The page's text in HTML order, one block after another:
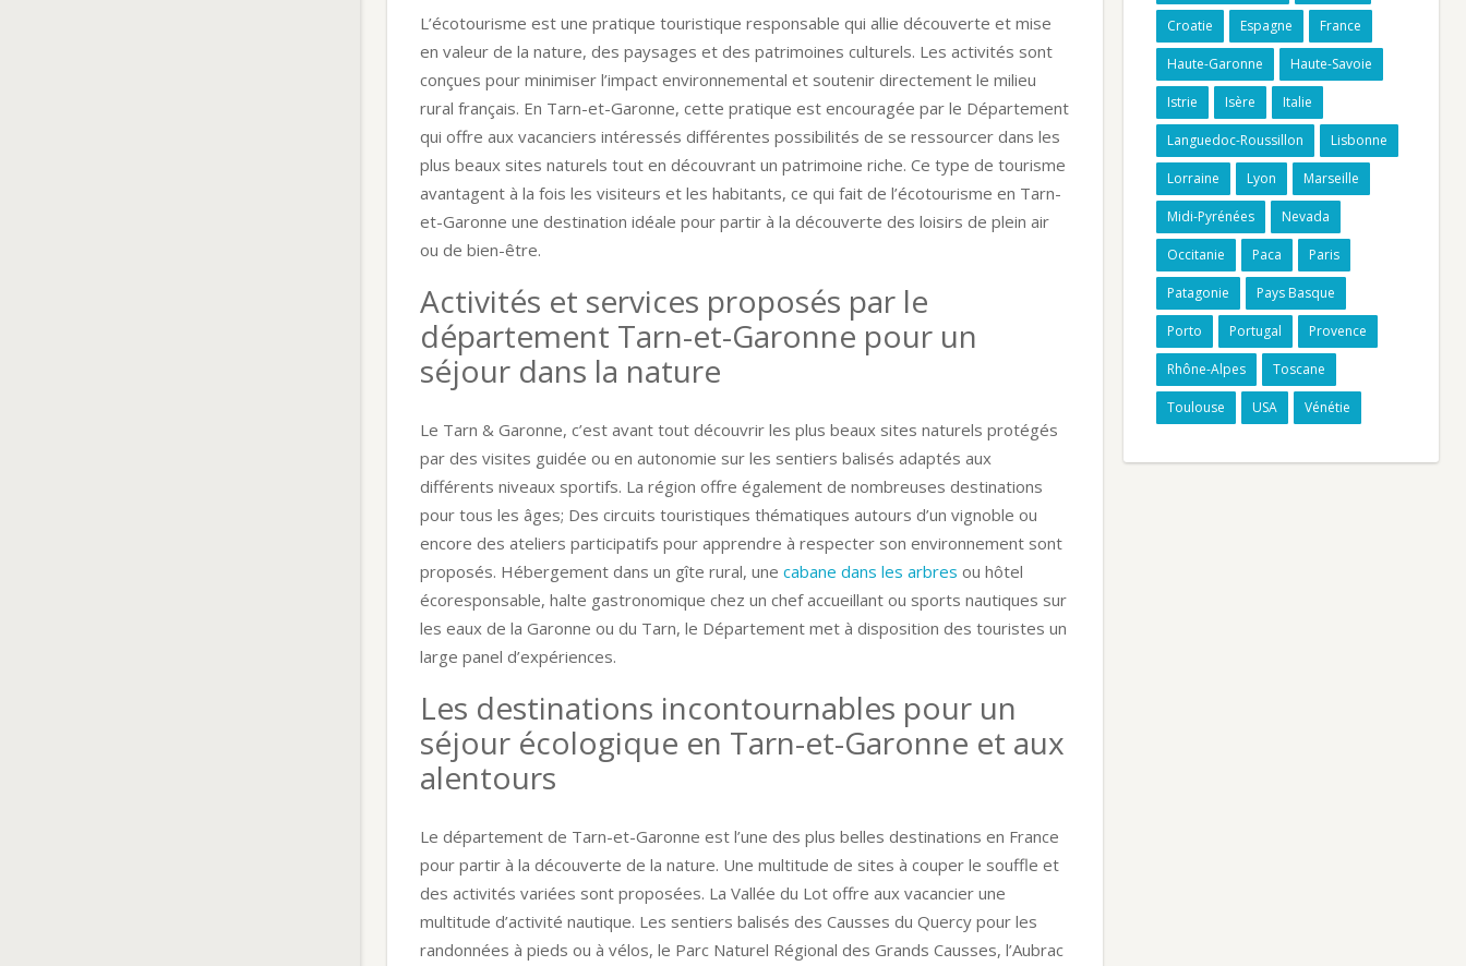
L’écotourisme est une pratique touristique responsable qui allie découverte et mise
en valeur de la nature, des paysages et des patrimoines culturels. Les activités sont
conçues pour minimiser l’impact environnemental et soutenir directement le milieu
rural français. En Tarn-et-Garonne, cette pratique est encouragée par le Département
qui offre aux vacanciers intéressés différentes possibilités de se ressourcer dans les
plus beaux sites naturels tout en découvrant un patrimoine riche. Ce type de tourisme
avantagent à la fois les visiteurs et les habitants, ce qui fait de l’écotourisme en Tarn-
et-Garonne une destination idéale pour partir à la découverte des loisirs de plein air
ou de bien-être.
Activités et services proposés par le
département Tarn-et-Garonne pour un
séjour dans la nature
Le Tarn & Garonne, c’est avant tout découvrir les plus beaux sites naturels protégés
par des visites guidée ou en autonomie sur les sentiers balisés adaptés aux
différents niveaux sportifs. La région offre également de nombreuses destinations
pour tous les âges; Des circuits touristiques thématiques autours d’un vignoble ou
encore des ateliers participatifs pour apprendre à respecter son environnement sont
proposés. Hébergement dans un gîte rural, une cabane dans les arbres ou hôtel
écoresponsable, halte gastronomique chez un chef accueillant ou sports nautiques sur
les eaux de la Garonne ou du Tarn, le Département met à disposition des touristes un
large panel d’expériences.
Les destinations incontournables pour un
séjour écologique en Tarn-et-Garonne et aux
alentours
Le département de Tarn-et-Garonne est l’une des plus belles destinations en France
pour partir à la découverte de la nature. Une multitude de sites à couper le souffle et
des activités variées sont proposées. La Vallée du Lot offre aux vacancier une
multitude d’activité nautique. Les sentiers balisés des Causses du Quercy pour les
randonnées à pieds ou à vélos, le Parc Naturel Régional des Grands Causses, l’Aubrac
Croatie Espagne France
Haute-Garonne Haute-Savoie
Istrie Isère Italie
Languedoc-Roussillon Lisbonne
Lorraine Lyon Marseille
Midi-Pyrénées Nevada
Occitanie Paca Paris
Patagonie Pays Basque
Porto Portugal Provence
Rhône-Alpes Toscane
Toulouse USA Vénétie